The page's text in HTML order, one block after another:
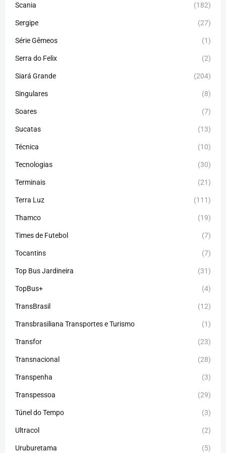
Scania (182)
Sergipe (27)
Série Gêmeos (1)
Serra do Felix (2)
Siará Grande (204)
Singulares (8)
Soares (7)
Sucatas (13)
Técnica (10)
Tecnologias (30)
Terminais (21)
Terra Luz (111)
Thamco (19)
Times de Futebol (7)
Tocantins (7)
Top Bus Jardineira (31)
TopBus+ (4)
TransBrasil (12)
Transbrasiliana Transportes e Turismo (1)
Transfor (23)
Transnacional (28)
Transpenha (3)
Transpessoa (29)
Túnel do Tempo (3)
Ultracol (2)
Uruburetama (5)